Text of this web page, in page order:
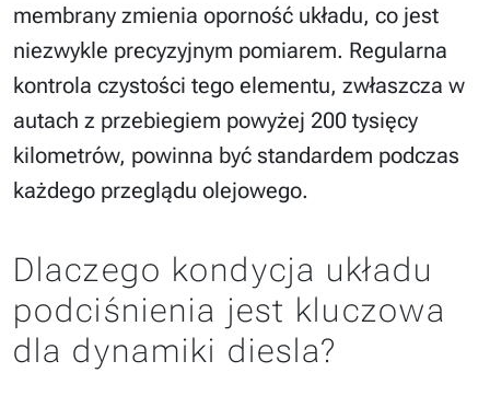
membrany zmienia oporność układu, co jest
niezwykle precyzyjnym pomiarem. Regularna
kontrola czystości tego elementu, zwłaszcza w
autach z przebiegiem powyżej 200 tysięcy
kilometrów, powinna być standardem podczas
każdego przeglądu olejowego.
Dlaczego kondycja układu
podciśnienia jest kluczowa
dla dynamiki diesla?